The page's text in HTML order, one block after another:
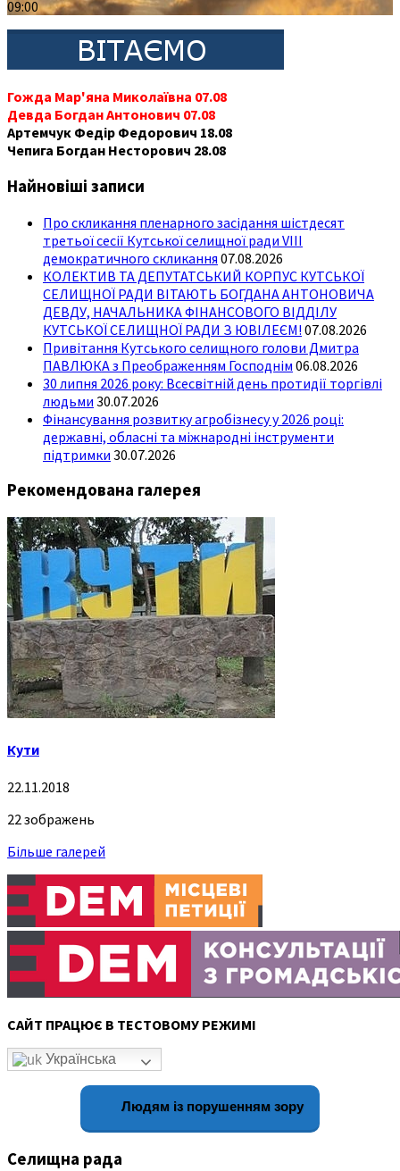
09:00
Гожда Мар'яна Миколаївна 07.08
Девда Богдан Антонович 07.08
Артемчук Федір Федорович 18.08
Чепига Богдан Несторович 28.08
Найновіші записи
Про скликання пленарного засідання шістдесят
третьої сесії Кутської селищної ради VIII
демократичного скликання 07.08.2026
КОЛЕКТИВ ТА ДЕПУТАТСЬКИЙ КОРПУС КУТСЬКОЇ
СЕЛИЩНОЇ РАДИ ВІТАЮТЬ БОГДАНА АНТОНОВИЧА
ДЕВДУ, НАЧАЛЬНИКА ФІНАНСОВОГО ВІДДІЛУ
КУТСЬКОЇ СЕЛИЩНОЇ РАДИ З ЮВІЛЕЄМ! 07.08.2026
Привітання Кутського селищного голови Дмитра
ПАВЛЮКА з Преображенням Господнім 06.08.2026
30 липня 2026 року: Всесвітній день протидії торгівлі
людьми 30.07.2026
Фінансування розвитку агробізнесу у 2026 році:
державні, обласні та міжнародні інструменти
підтримки 30.07.2026
Рекомендована галерея
Кути
22.11.2018
22 зображень
Більше галерей
САЙТ ПРАЦЮЄ В ТЕСТОВОМУ РЕЖИМІ
Українська
Людям із порушенням зору
Селищна рада